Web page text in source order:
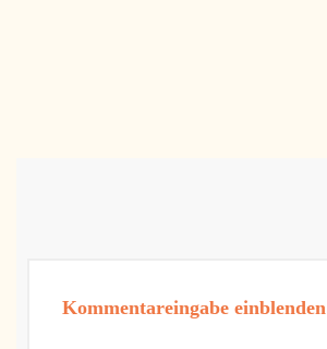
Kommentareingabe einblenden